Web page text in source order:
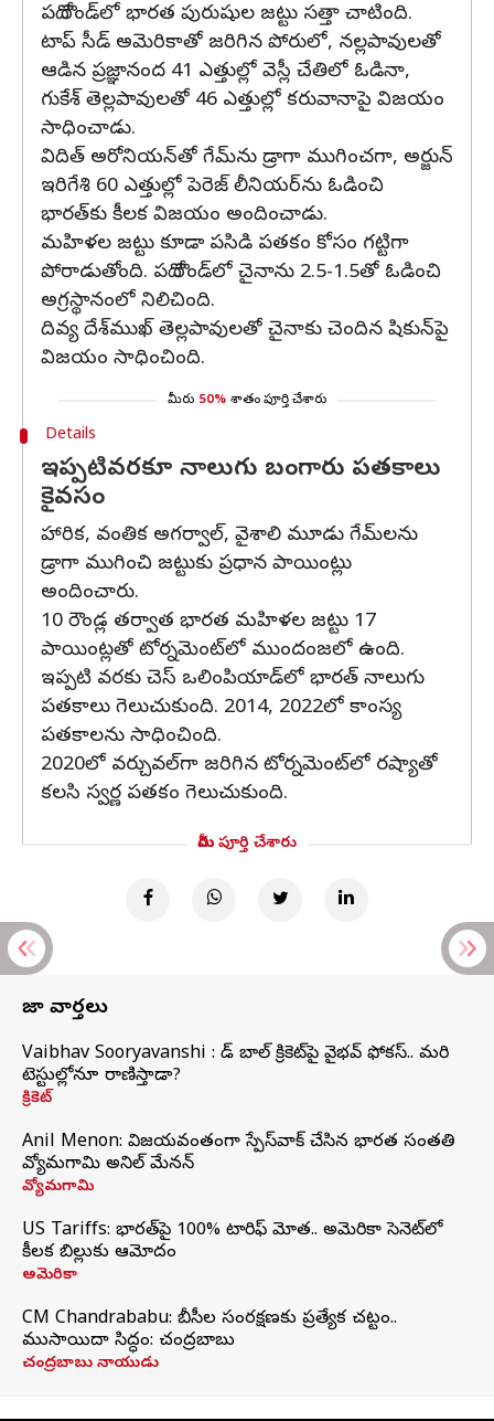
పదో రౌండ్‌లో భారత పురుషుల జట్టు సత్తా చాటింది.
టాప్ సీడ్‌ అమెరికాతో జరిగిన పోరులో, నల్లపావులతో
ఆడిన ప్రజ్ఞానంద 41 ఎత్తుల్లో వెస్లీ చేతిలో ఓడినా,
గుకేశ్‌ తెల్లపావులతో 46 ఎత్తుల్లో కరువానాపై విజయం
సాధించాడు.
విదిత్‌ అరోనియన్‌తో గేమ్‌ను డ్రాగా ముగించగా, అర్జున్‌
ఇరిగేశి 60 ఎత్తుల్లో పెరెజ్‌ లీనియర్‌ను ఓడించి
భారత్‌కు కీలక విజయం అందించాడు.
మహిళల జట్టు కూడా పసిడి పతకం కోసం గట్టిగా
పోరాడుతోంది. పదో రౌండ్‌లో చైనాను 2.5-1.5తో ఓడించి
అగ్రస్థానంలో నిలిచింది.
దివ్య దేశ్‌ముఖ్‌ తెల్లపావులతో చైనాకు చెందిన షికున్‌పై
విజయం సాధించింది.
మీరు 50% శాతం పూర్తి చేశారు
Details
ఇప్పటివరకూ నాలుగు బంగారు పతకాలు
కైవసం
హారిక, వంతిక అగర్వాల్, వైశాలి మూడు గేమ్‌లను
డ్రాగా ముగించి జట్టుకు ప్రధాన పాయింట్లు
అందించారు.
10 రౌండ్ల తర్వాత భారత మహిళల జట్టు 17
పాయింట్లతో టోర్నమెంట్‌లో ముందంజలో ఉంది.
ఇప్పటి వరకు చెస్‌ ఒలింపియాడ్‌లో భారత్ నాలుగు
పతకాలు గెలుచుకుంది. 2014, 2022లో కాంస్య
పతకాలను సాధించింది.
2020లో వర్చువల్‌గా జరిగిన టోర్నమెంట్‌లో రష్యాతో
కలసి స్వర్ణ పతకం గెలుచుకుంది.
మీరు పూర్తి చేశారు
తాజా వార్తలు
Vaibhav Sooryavanshi : రెడ్ బాల్ క్రికెట్‌పై వైభవ్ ఫోకస్.. మరి
టెస్టుల్లోనూ రాణిస్తాడా?
క్రికెట్
Anil Menon: విజయవంతంగా స్పేస్‌వాక్‌ చేసిన భారత సంతతి
వ్యోమగామి అనిల్‌ మేనన్
వ్యోమగామి
US Tariffs: భారత్‌పై 100% టారిఫ్‌ మోత.. అమెరికా సెనెట్‌లో
కీలక బిల్లుకు ఆమోదం
అమెరికా
CM Chandrababu: బీసీల సంరక్షణకు ప్రత్యేక చట్టం..
ముసాయిదా సిద్ధం: చంద్రబాబు
చంద్రబాబు నాయుడు